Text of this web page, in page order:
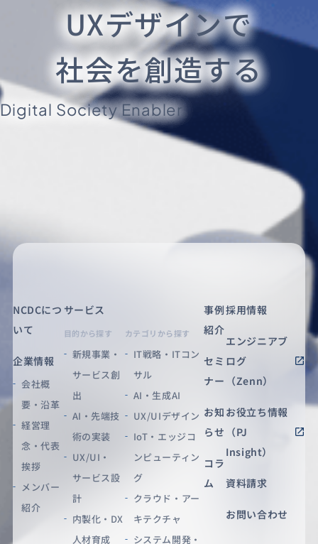
UXデザインで
社会を創造する
Digital Society Enabler.
NCDCにつ
いて
企業情報
会社概
要・沿革
経営理
念・代表
挨拶
メンバー
紹介
サービス
目的から探す
新規事業・
サービス創
出
AI・先端技
術の実装
UX/UI・
サービス設
計
内製化・DX
人材育成
カテゴリから探す
IT戦略・ITコン
サル
AI・生成AI
UX/UIデザイン
IoT・エッジコ
ンピューティン
グ
クラウド・アー
キテクチャ
システム開発・
事例
紹介
セミ
ナー
お知
らせ
コラ
ム
採用情報
エンジニアブ
ログ
（Zenn）
お役立ち情報
（PJ
Insight）
資料請求
お問い合わせ